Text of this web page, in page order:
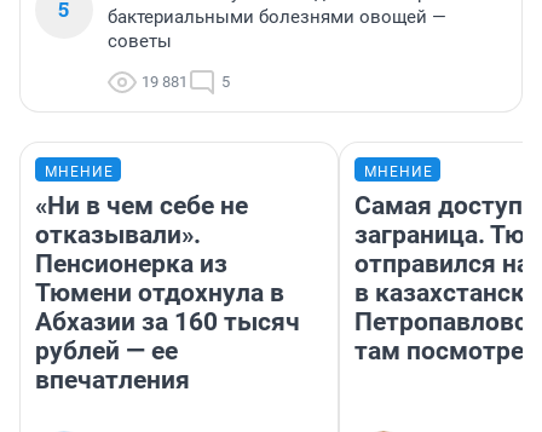
5
бактериальными болезнями овощей —
советы
19 881 5
МНЕНИЕ
«Ни в чем себе не
отказывали».
Пенсионерка из
Тюмени отдохнула в
Абхазии за 160 тысяч
рублей — ее
впечатления
МНЕНИЕ
Самая
заграница.
отправился
в
там